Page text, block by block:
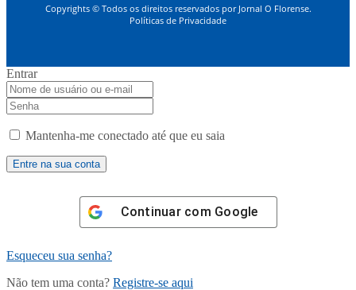
Copyrights © Todos os direitos reservados por Jornal O Florense.
Políticas de Privacidade
Entrar
Mantenha-me conectado até que eu saia
Continuar com Google
Esqueceu sua senha?
Não tem uma conta? Registre-se aqui